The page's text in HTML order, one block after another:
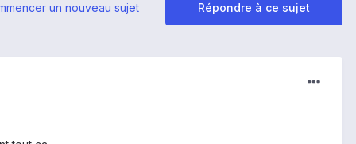
Répondre à ce sujet
un nouveau sujet